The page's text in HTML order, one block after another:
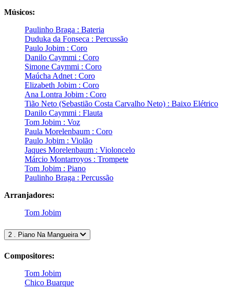
Músicos:
Paulinho Braga : Bateria
Duduka da Fonseca : Percussão
Paulo Jobim : Coro
Danilo Caymmi : Coro
Simone Caymmi : Coro
Maúcha Adnet : Coro
Elizabeth Jobim : Coro
Ana Lontra Jobim : Coro
Tião Neto (Sebastião Costa Carvalho Neto) : Baixo Elétrico
Danilo Caymmi : Flauta
Tom Jobim : Voz
Paula Morelenbaum : Coro
Paulo Jobim : Violão
Jaques Morelenbaum : Violoncelo
Márcio Montarroyos : Trompete
Tom Jobim : Piano
Paulinho Braga : Percussão
Arranjadores:
Tom Jobim
2 . Piano Na Mangueira
Compositores:
Tom Jobim
Chico Buarque